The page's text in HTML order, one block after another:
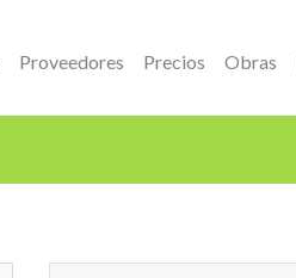
Proveedores Precios Obras